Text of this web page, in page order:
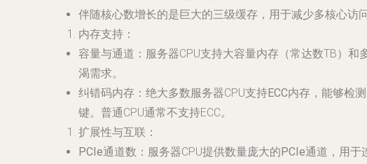
伴随核心数增长的是巨大的三级缓存 ，用于减少多核心访
内存支持 ：
容量与通道 ：服务器CPU支持大容量内存 （常达数TB）和
渴需求。
纠错码内存 ：绝大多数服务器CPU支持ECC内存 ，能够检
键。普通CPU通常不支持ECC。
扩展性与互联 ：
PCIe通道数 ：服务器CPU提供数量庞大的PCIe通道 ，用